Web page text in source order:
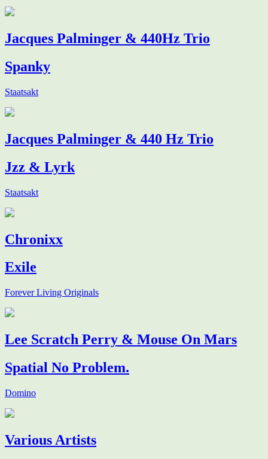
Jacques Palminger & 440Hz Trio
Spanky
Staatsakt
Jacques Palminger & 440 Hz Trio
Jzz & Lyrk
Staatsakt
Chronixx
Exile
Forever Living Originals
Lee Scratch Perry & Mouse On Mars
Spatial No Problem.
Domino
Various Artists